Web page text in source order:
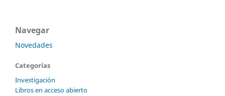
Navegar
Novedades
Categorías
Investigación
Libros en acceso abierto